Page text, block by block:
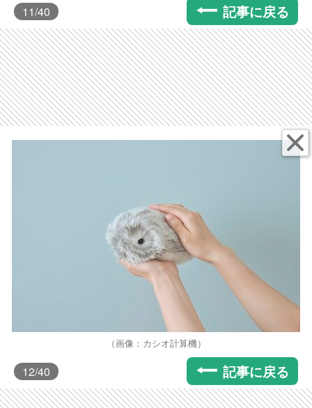
11/40 記事に戻る
（画像：カシオ計算機）
12/40 記事に戻る